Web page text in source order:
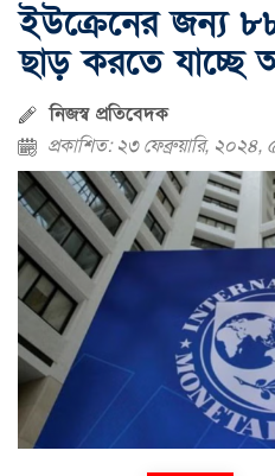
ইউক্রেনের জন্য
ছাড় করতে
নিজস্ব প্রতিবেদক
প্রকাশিত: ২৩ ফেব্রুয়ারি, ২০২৪,